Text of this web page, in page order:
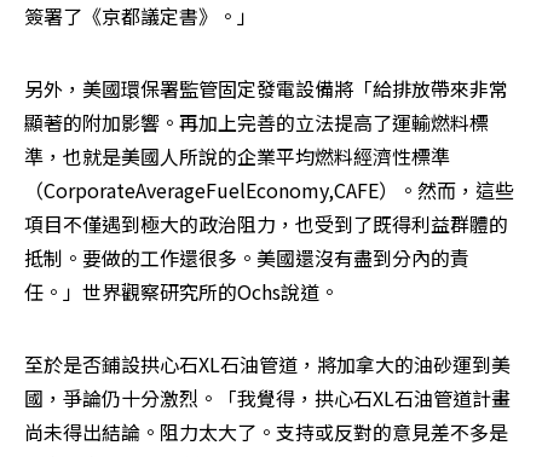
簽署了《京都議定書》。」
另外，美國環保署監管固定發電設備將「給排放帶來非常
顯著的附加影響。再加上完善的立法提高了運輸燃料標
準，也就是美國人所說的企業平均燃料經濟性標準
（CorporateAverageFuelEconomy,CAFE）。然而，這些
項目不僅遇到極大的政治阻力，也受到了既得利益群體的
抵制。要做的工作還很多。美國還沒有盡到分內的責
任。」世界觀察研究所的Ochs說道。
至於是否鋪設拱心石XL石油管道，將加拿大的油砂運到美
國，爭論仍十分激烈。「我覺得，拱心石XL石油管道計畫
尚未得出結論。阻力太大了。支持或反對的意見差不多是